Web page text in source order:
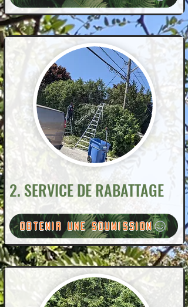
2. SERVICE DE RABATTAGE
Obtenir une soumission